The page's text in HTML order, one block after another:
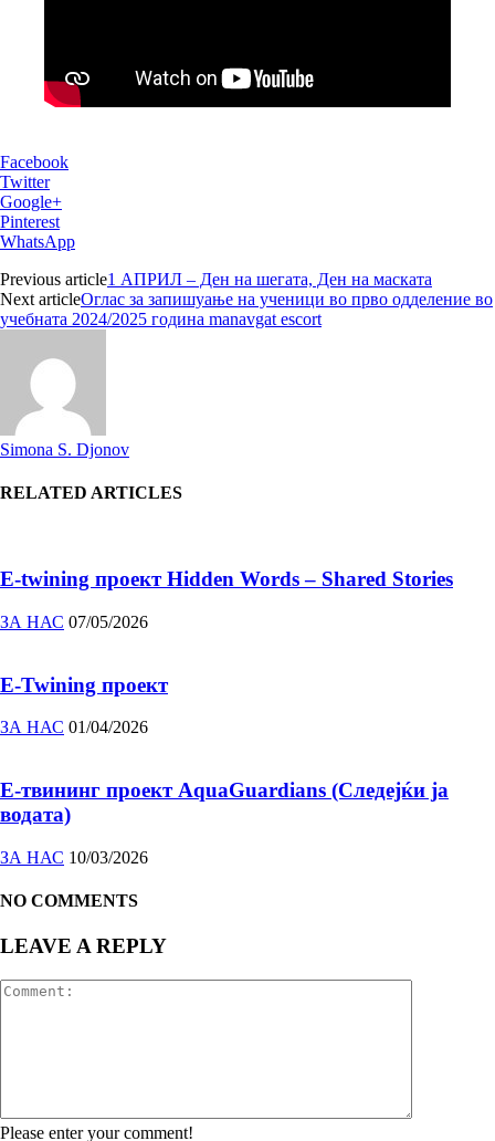
Facebook
Twitter
Google+
Pinterest
WhatsApp
Previous article1 АПРИЛ – Ден на шегата, Ден на маската
Next articleОглас за запишуање на ученици во прво одделение во
учебната 2024/2025 година manavgat escort
Simona S. Djonov
RELATED ARTICLES
E-twining проект Hidden Words – Shared Stories
ЗА НАС 07/05/2026
E-Twining проект
ЗА НАС 01/04/2026
E-твининг проект AquaGuardians (Следејќи ја
водата)
ЗА НАС 10/03/2026
NO COMMENTS
LEAVE A REPLY
Please enter your comment!